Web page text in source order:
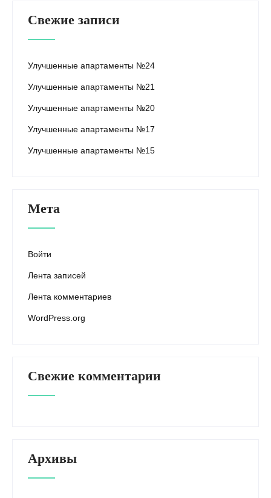
Свежие записи
Улучшенные апартаменты №24
Улучшенные апартаменты №21
Улучшенные апартаменты №20
Улучшенные апартаменты №17
Улучшенные апартаменты №15
Мета
Войти
Лента записей
Лента комментариев
WordPress.org
Свежие комментарии
Архивы